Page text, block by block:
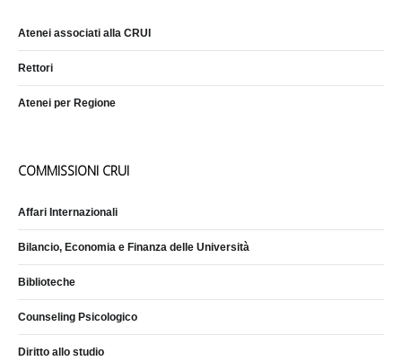
Atenei associati alla CRUI
Rettori
Atenei per Regione
COMMISSIONI CRUI
Affari Internazionali
Bilancio, Economia e Finanza delle Università
Biblioteche
Counseling Psicologico
Diritto allo studio